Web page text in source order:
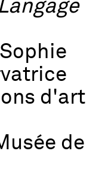
d'art
de